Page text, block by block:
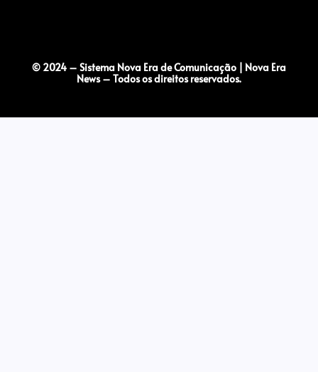
© 2024 – Sistema Nova Era de Comunicação | Nova Era
News – Todos os direitos reservados.